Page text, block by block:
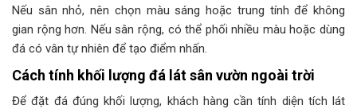
Nếu sân nhỏ, nên chọn màu sáng hoặc trung tính để không
gian rộng hơn. Nếu sân rộng, có thể phối nhiều màu hoặc dùng
đá có vân tự nhiên để tạo điểm nhấn.
Cách tính khối lượng đá lát sân vườn ngoài trời
Để đặt đá đúng khối lượng, khách hàng cần tính diện tích lát